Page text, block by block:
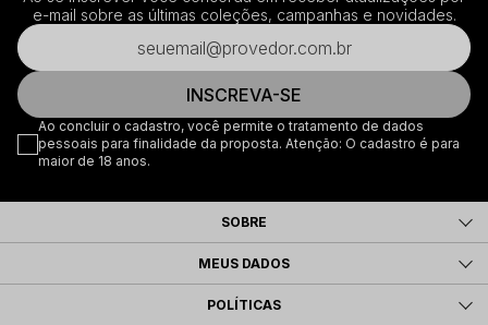
e-mail sobre as últimas coleções, campanhas e novidades.
INSCREVA-SE
Ao concluir o cadastro, você permite o tratamento de dados
pessoais para finalidade da proposta. Atenção: O cadastro é para
maior de 18 anos.
SOBRE
MEUS DADOS
POLÍTICAS